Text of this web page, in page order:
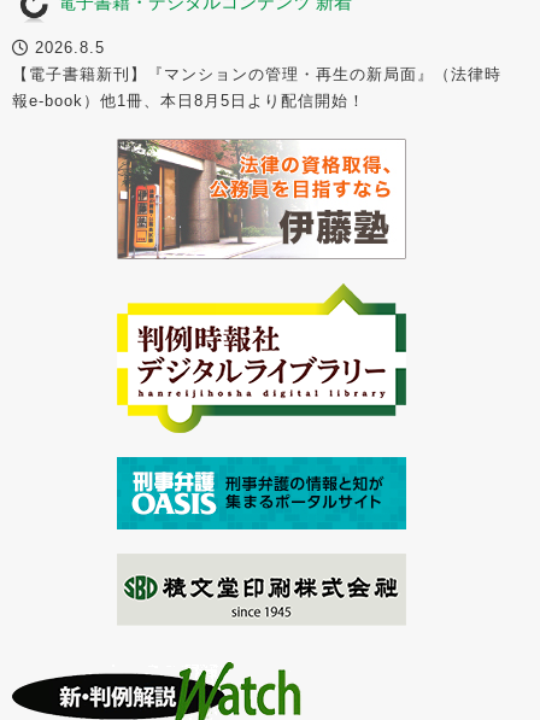
2026.8.5
【電子書籍新刊】『マンションの管理・再生の新局面』（法律時
報e-book）他1冊、本日8月5日より配信開始！